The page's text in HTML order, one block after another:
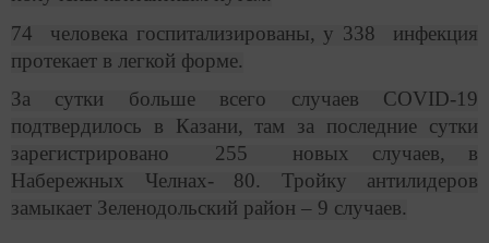
74 человека госпитализированы, у 338 инфекция
протекает в легкой форме.
За сутки больше всего случаев COVID-19
подтвердилось в Казани, там за последние сутки
зарегистрировано 255 новых случаев, в
Набережных Челнах- 80. Тройку антилидеров
замыкает Зеленодольский район – 9 случаев.